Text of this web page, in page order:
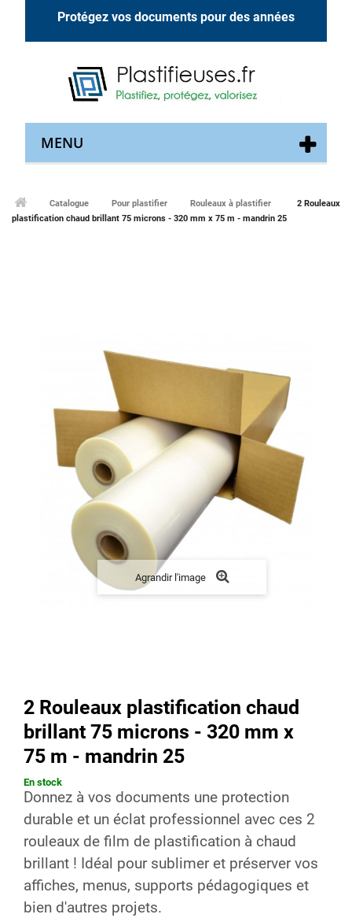
Protégez vos documents pour des années
MENU
Catalogue Pour plastifier Rouleaux à plastifier
2 Rouleaux
plastification chaud brillant 75 microns - 320 mm x 75 m - mandrin 25
Agrandir l'image
2 Rouleaux plastification chaud
brillant 75 microns - 320 mm x
75 m - mandrin 25
En stock
Donnez à vos documents une protection
durable et un éclat professionnel avec ces 2
rouleaux de film de plastification à chaud
brillant ! Idéal pour sublimer et préserver vos
affiches, menus, supports pédagogiques et
bien d'autres projets.